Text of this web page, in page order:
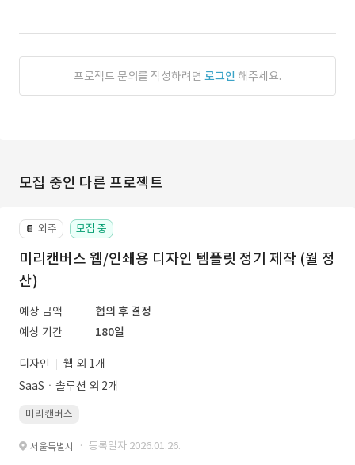
프로젝트 문의를 작성하려면 로그인 해주세요.
모집 중인 다른 프로젝트
📔 외주 모집 중
미리캔버스 웹/인쇄용 디자인 템플릿 정기 제작 (월 정
산)
예상 금액
협의 후 결정
예상 기간
180일
디자인
웹 외 1개
SaaSㆍ솔루션 외 2개
미리캔버스
서울특별시 · 등록일자 2026.01.26.